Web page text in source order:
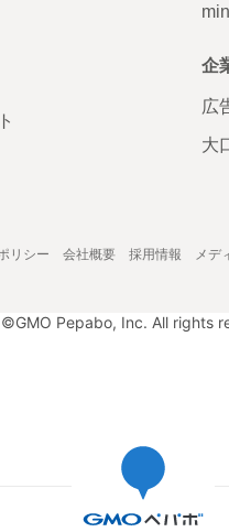
企
広
大
リシー 会社概要 採用情報 メデ
©GMO Pepabo, Inc. All rights